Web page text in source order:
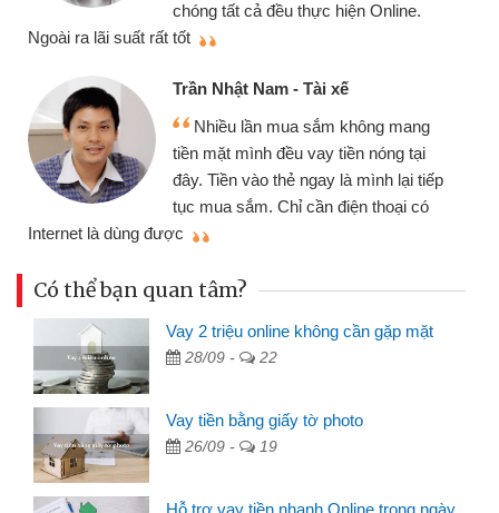
chóng tất cả đều thực hiện Online.
Ngoài ra lãi suất rất tốt
Trần Nhật Nam - Tài xế
Nhiều lần mua sắm không mang
tiền mặt mình đều vay tiền nóng tại
đây. Tiền vào thẻ ngay là mình lại tiếp
tục mua sắm. Chỉ cần điện thoại có
Internet là dùng được
Có thể bạn quan tâm?
Vay 2 triệu online không cần gặp mặt
28/09 - 22
Vay tiền bằng giấy tờ photo
26/09 - 19